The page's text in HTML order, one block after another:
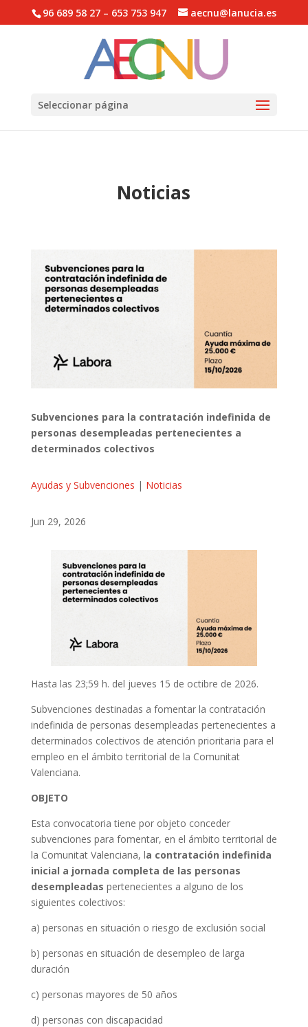
Abrir barra de herramientas
96 689 58 27 – 653 753 947 aecnu@lanucia.es
Seleccionar página
Noticias
Subvenciones para la contratación indefinida de
personas desempleadas pertenecientes a
determinados colectivos
Ayudas y Subvenciones | Noticias
Jun 29, 2026
Hasta las 23;59 h. del jueves 15 de octibre de 2026.
Subvenciones destinadas a fomentar la contratación
indefinida de personas desempleadas pertenecientes a
determinados colectivos de atención prioritaria para el
empleo en el ámbito territorial de la Comunitat
Valenciana.
OBJETO
Esta convocatoria tiene por objeto conceder
subvenciones para fomentar, en el ámbito territorial de
la Comunitat Valenciana, la contratación indefinida
inicial a jornada completa de las personas
desempleadas pertenecientes a alguno de los
siguientes colectivos:
a) personas en situación o riesgo de exclusión social
b) personas en situación de desempleo de larga
duración
c) personas mayores de 50 años
d) personas con discapacidad